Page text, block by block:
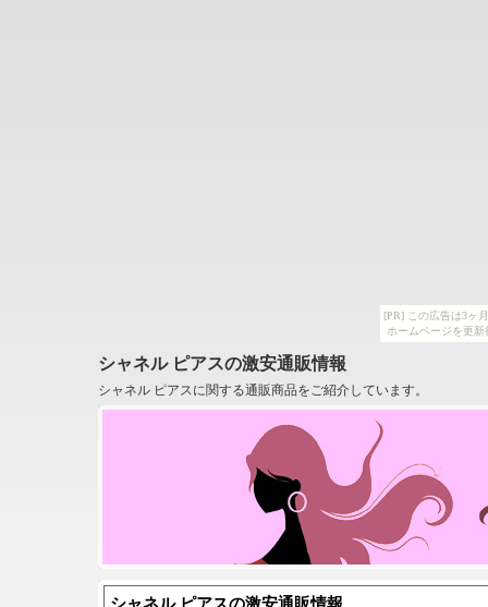
[PR] この広告は3ヶ
ホームページを更
シャネル ピアスの激安通販情報
シャネル ピアスに関する通販商品をご紹介しています。